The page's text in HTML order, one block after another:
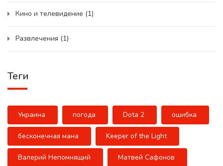
Кино и телевидение (1)
Развлечения (1)
Теги
Украина погода Dota 2 ошибка
бесконечная мана Keeper of the Light
Валерий Непомнящий Матвей Сафонов